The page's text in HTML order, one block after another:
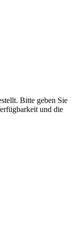
Bitte geben Sie
und die